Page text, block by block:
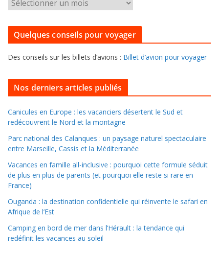
e
s
o
u
o
l
l
e
r
d
a
n
s
e
a
Quelques conseils pour voyager
Des conseils sur les billets d’avions : Billet d’avion pour voyager
Nos derniers articles publiés
Canicules en Europe : les vacanciers désertent le Sud et
redécouvrent le Nord et la montagne
Parc national des Calanques : un paysage naturel spectaculaire
entre Marseille, Cassis et la Méditerranée
Vacances en famille all-inclusive : pourquoi cette formule séduit
de plus en plus de parents (et pourquoi elle reste si rare en
France)
Ouganda : la destination confidentielle qui réinvente le safari en
Afrique de l’Est
Camping en bord de mer dans l’Hérault : la tendance qui
redéfinit les vacances au soleil